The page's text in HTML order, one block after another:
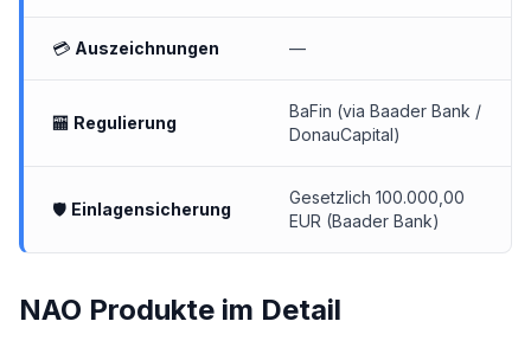
💳 Auszeichnungen —
🏧 Regulierung
BaFin (via Baader Bank /
DonauCapital)
🛡 Einlagensicherung
Gesetzlich 100.000,00
EUR (Baader Bank)
NAO Produkte im Detail